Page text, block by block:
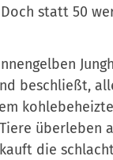
statt 50
beschließt,
überleben
die